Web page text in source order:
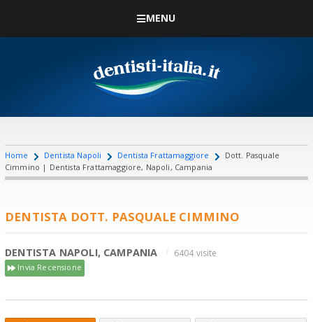
MENU
Home Dentista Napoli Dentista Frattamaggiore
Dott. Pasquale
Cimmino | Dentista Frattamaggiore, Napoli, Campania
DENTISTA DOTT. PASQUALE CIMMINO
DENTISTA NAPOLI, CAMPANIA 6404 visite
Invia Recensione